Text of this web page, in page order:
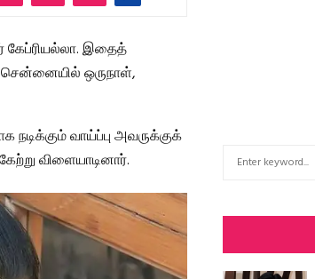
கேப்ரியல்லா. இதைத்
சென்னையில் ஒருநாள்,
வாய்ப்பு அவருக்குக்
விளையாடினார்.
f